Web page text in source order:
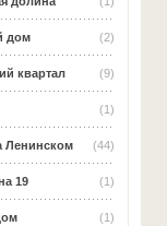
(2)
дом
(9)
квартал
(1)
(44)
Ленинском
(1)
19
(1)